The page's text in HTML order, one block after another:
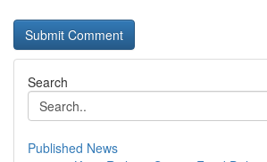
Search
Published News